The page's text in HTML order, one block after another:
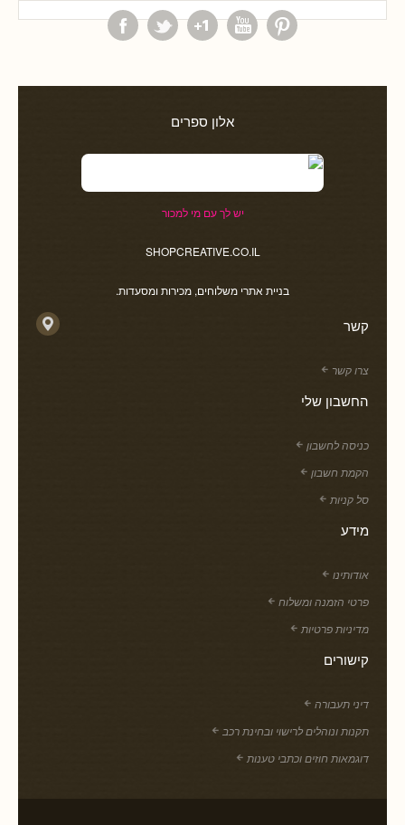
אלון ספרים
יש לך עם מי למכור
SHOPCREATIVE.CO.IL
בניית אתרי משלוחים, מכירות ומסעדות.
קשר
צרו קשר
החשבון שלי
כניסה לחשבון
הקמת חשבון
סל קניות
מידע
אודותינו
פרטי הזמנה ומשלוח
מדיניות פרטיות
קישורים
דיני תעבורה
תקנות ונוהלים לרישוי ובחינת רכב
דוגמאות חוזים וכתבי טענות